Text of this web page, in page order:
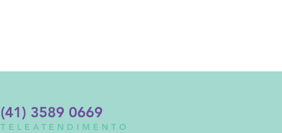
(41) 3589 0669
TELEATENDIMENTO